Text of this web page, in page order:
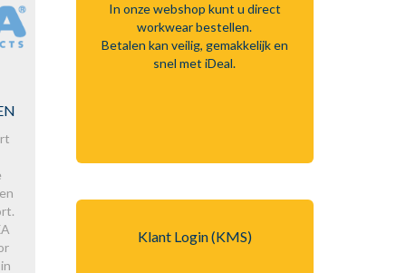
In onze webshop kunt u direct
workwear bestellen.
Betalen kan veilig, gemakkelijk en
snel met iDeal.
Klant Login (KMS)